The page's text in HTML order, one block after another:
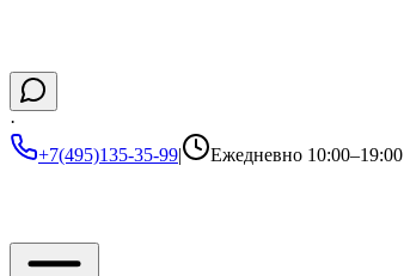
·
+7(495)135-35-99| Ежедневно 10:00–19:00